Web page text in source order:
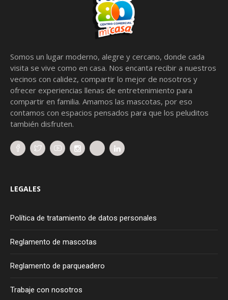
Somos un lugar moderno, alegre y cercano, donde cada
visita se vive como en casa. Nos encanta recibir a nuestros
vecinos con calidez, compartir lo mejor de nosotros y
ofrecer experiencias llenas de entretenimiento para
compartir en familia. Amamos las mascotas, por eso
contamos con espacios pensados para que los peluditos
también disfruten.
LEGALES
Política de tratamiento de datos personales
Reglamento de mascotas
Reglamento de parqueadero
Trabaje con nosotros